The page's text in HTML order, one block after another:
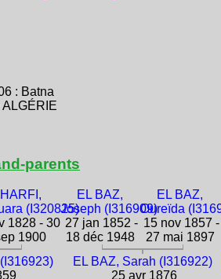
: Batna
parents
HARFI,
(I320825)
1828 - 30
1900
EL BAZ,
Joseph (I316909)
27 jan 1852 -
18 déc 1948
EL BAZ,
Oureïda
15 nov 1857 -
27 mai 1897
EL BAZ, Sarah (I316922)
25 avr 1876